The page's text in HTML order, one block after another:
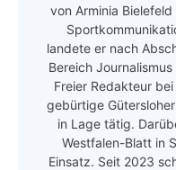
von Arminia
landete er nach
Bereich
Freier Redakteur
gebürtige
in Lage tätig.
Westfalen-Blatt in
Einsatz. Seit 2023